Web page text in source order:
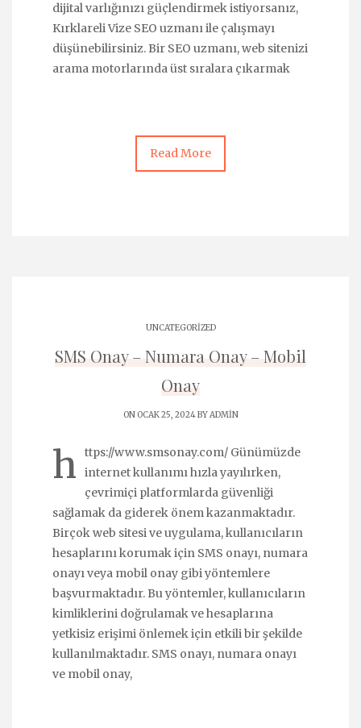
dijital varlığınızı güçlendirmek istiyorsanız,
Kırklareli Vize SEO uzmanı ile çalışmayı
düşünebilirsiniz. Bir SEO uzmanı, web sitenizi
arama motorlarında üst sıralara çıkarmak
Read More
UNCATEGORIZED
SMS Onay – Numara Onay – Mobil
Onay
ON OCAK 25, 2024 BYADMIN
h
ttps://www.smsonay.com/ Günümüzde
internet kullanımı hızla yayılırken,
çevrimiçi platformlarda güvenliği
sağlamak da giderek önem kazanmaktadır.
Birçok web sitesi ve uygulama, kullanıcıların
hesaplarını korumak için SMS onayı, numara
onayı veya mobil onay gibi yöntemlere
başvurmaktadır. Bu yöntemler, kullanıcıların
kimliklerini doğrulamak ve hesaplarına
yetkisiz erişimi önlemek için etkili bir şekilde
kullanılmaktadır. SMS onayı, numara onayı
ve mobil onay,